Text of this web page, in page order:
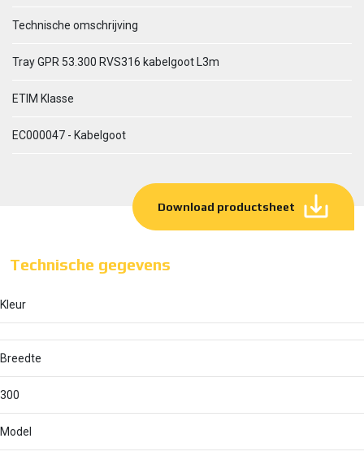
Technische omschrijving
Tray GPR 53.300 RVS316 kabelgoot L3m
ETIM Klasse
EC000047 - Kabelgoot
Download productsheet
Technische gegevens
Kleur
Breedte
300
Model